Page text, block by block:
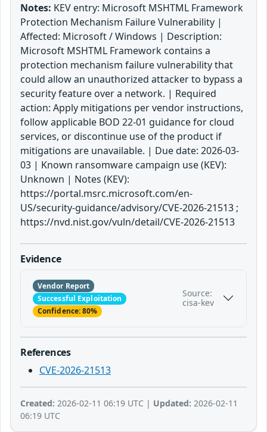
Notes: KEV entry: Microsoft MSHTML Framework
Protection Mechanism Failure Vulnerability |
Affected: Microsoft / Windows | Description:
Microsoft MSHTML Framework contains a
protection mechanism failure vulnerability that
could allow an unauthorized attacker to bypass a
security feature over a network. | Required
action: Apply mitigations per vendor instructions,
follow applicable BOD 22-01 guidance for cloud
services, or discontinue use of the product if
mitigations are unavailable. | Due date: 2026-03-
03 | Known ransomware campaign use (KEV):
Unknown | Notes (KEV):
https://portal.msrc.microsoft.com/en-
US/security-guidance/advisory/CVE-2026-21513 ;
https://nvd.nist.gov/vuln/detail/CVE-2026-21513
Evidence
Vendor Report
Successful Exploitation
Confidence: 80%
Source:
cisa-kev
References
CVE-2026-21513
Created: 2026-02-11 06:19 UTC | Updated: 2026-02-11
06:19 UTC